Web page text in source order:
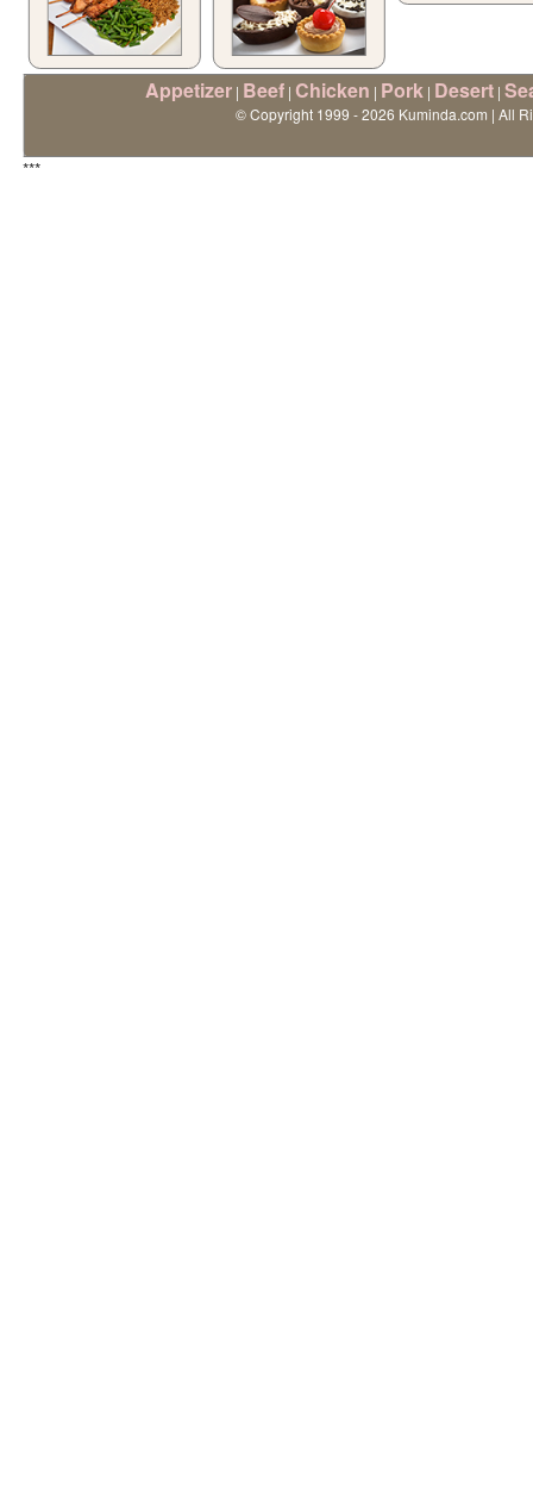
Appetizer | Beef | Chicken | Pork | Desert |
© Copyright 1999 - 2026 Kuminda.com | All
***